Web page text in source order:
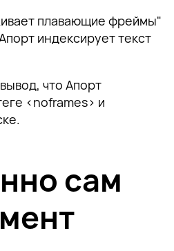
плавающие фреймы"
индексирует текст
что Апорт
<noframes> и
сам